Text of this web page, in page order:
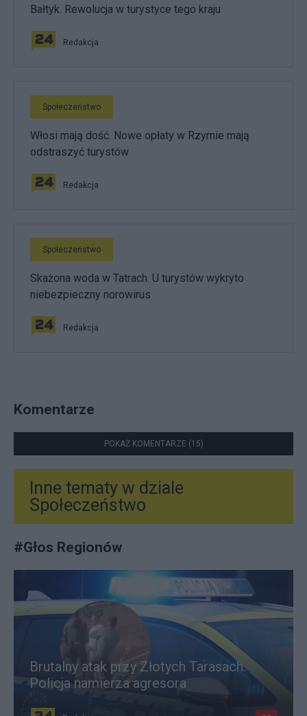
Bałtyk. Rewolucja w turystyce tego kraju
Redakcja
Społeczeństwo
Włosi mają dość. Nowe opłaty w Rzymie mają
odstraszyć turystów
Redakcja
Społeczeństwo
Skażona woda w Tatrach. U turystów wykryto
niebezpieczny norowirus
Redakcja
Komentarze
POKAŻ KOMENTARZE (15)
Inne tematy w dziale
Społeczeństwo
#Głos Regionów
Brutalny atak przy Złotych Tarasach.
Policja namierza agresora